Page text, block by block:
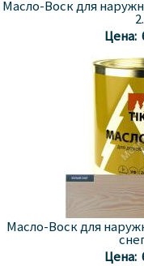
Масло-Воск для
Цена:
Масло-Воск для
Цена: